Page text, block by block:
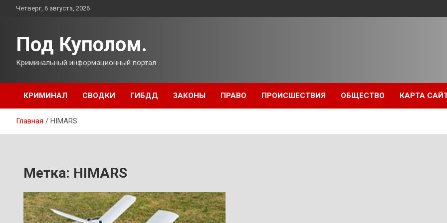
ПерейтиЧетверг, 6 августа, 2026
Под Куполом.
Криминальный информационный портал.
КРИМИНАЛ СВОДКИ ГИБДД ЗАКОНЫ ПРАВО ПРОИСШЕСТВИЯ ОБЩЕСТВО КАРТА
Главная HIMARS
Метка: HIMARS